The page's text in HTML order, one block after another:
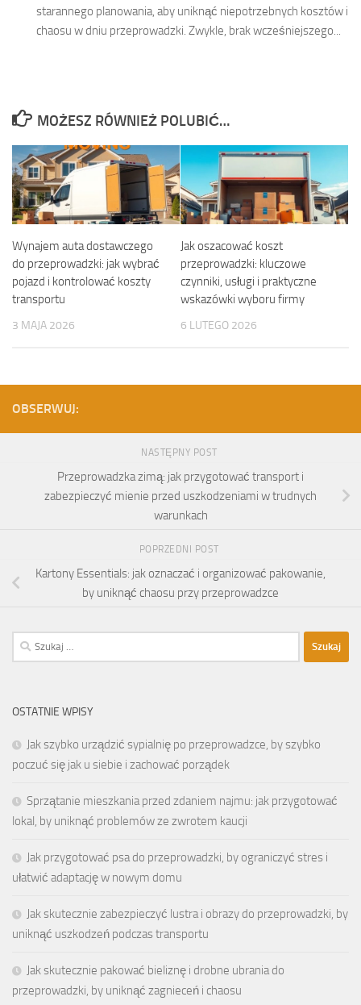
starannego planowania, aby uniknąć niepotrzebnych kosztów i
chaosu w dniu przeprowadzki. Zwykle, brak wcześniejszego...
MOŻESZ RÓWNIEŻ POLUBIĆ…
Wynajem auta dostawczego
do przeprowadzki: jak wybrać
pojazd i kontrolować koszty
transportu
3 MAJA 2026
Jak oszacować koszt
przeprowadzki: kluczowe
czynniki, usługi i praktyczne
wskazówki wyboru firmy
6 LUTEGO 2026
OBSERWUJ:
NASTĘPNY POST
Przeprowadzka zimą: jak przygotować transport i
zabezpieczyć mienie przed uszkodzeniami w trudnych
warunkach
POPRZEDNI POST
Kartony Essentials: jak oznaczać i organizować pakowanie,
by uniknąć chaosu przy przeprowadzce
Szukaj:
OSTATNIE WPISY
Jak szybko urządzić sypialnię po przeprowadzce, by szybko
poczuć się jak u siebie i zachować porządek
Sprzątanie mieszkania przed zdaniem najmu: jak przygotować
lokal, by uniknąć problemów ze zwrotem kaucji
Jak przygotować psa do przeprowadzki, by ograniczyć stres i
ułatwić adaptację w nowym domu
Jak skutecznie zabezpieczyć lustra i obrazy do przeprowadzki, by
uniknąć uszkodzeń podczas transportu
Jak skutecznie pakować bieliznę i drobne ubrania do
przeprowadzki, by uniknąć zagnieceń i chaosu